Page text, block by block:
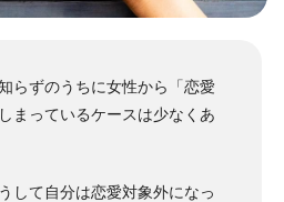
らずのうちに女性から「恋愛
まっているケースは少なくあ
して自分は恋愛対象外になっ